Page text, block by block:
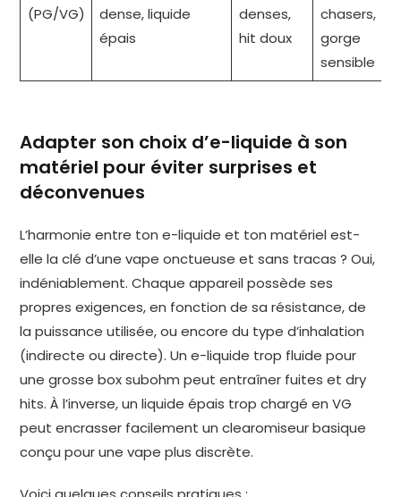
(PG/VG)
dense, liquide
épais
denses,
hit doux
chasers,
gorge
sensible
Adapter son choix d’e-liquide à son
matériel pour éviter surprises et
déconvenues
L’harmonie entre ton e-liquide et ton matériel est-
elle la clé d’une vape onctueuse et sans tracas ? Oui,
indéniablement. Chaque appareil possède ses
propres exigences, en fonction de sa résistance, de
la puissance utilisée, ou encore du type d’inhalation
(indirecte ou directe). Un e-liquide trop fluide pour
une grosse box subohm peut entraîner fuites et dry
hits. À l’inverse, un liquide épais trop chargé en VG
peut encrasser facilement un clearomiseur basique
conçu pour une vape plus discrète.